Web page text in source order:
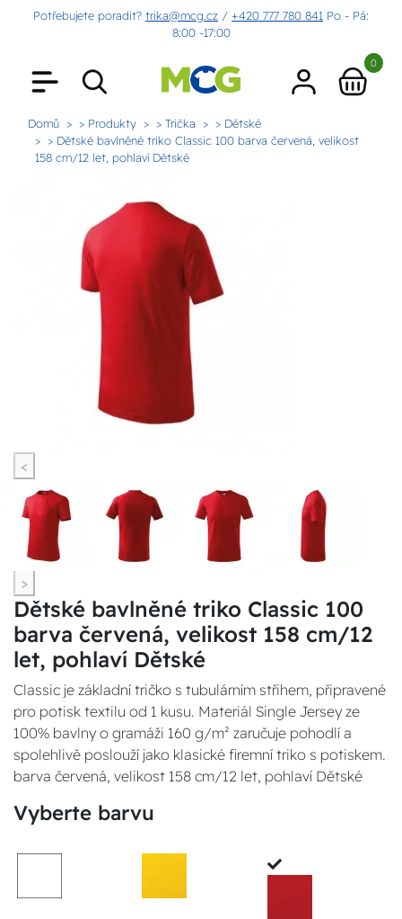
Potřebujete poradit? trika@mcg.cz / +420 777 780 841 Po - Pá:
8:00 -17:00
0
Domů > Produkty > Trička
> Dětské
> Dětské bavlněné triko Classic 100 barva červená, velikost
158 cm/12 let, pohlaví Dětské
<
>
Dětské bavlněné triko Classic 100
barva červená, velikost 158 cm/12
let, pohlaví Dětské
Classic je základní tričko s tubulárním střihem, připravené
pro potisk textilu od 1 kusu. Materiál Single Jersey ze
100% bavlny o gramáži 160 g/m² zaručuje pohodlí a
spolehlivě poslouží jako klasické firemní triko s potiskem.
barva červená, velikost 158 cm/12 let, pohlaví Dětské
Vyberte barvu